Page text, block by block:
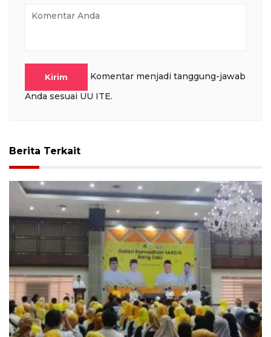
Kirim
Komentar menjadi tanggung-jawab
Anda sesuai UU ITE.
Berita Terkait